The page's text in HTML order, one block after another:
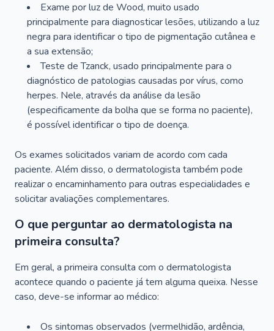
Exame por luz de Wood, muito usado
principalmente para diagnosticar lesões, utilizando a luz
negra para identificar o tipo de pigmentação cutânea e
a sua extensão;
Teste de Tzanck, usado principalmente para o
diagnóstico de patologias causadas por vírus, como
herpes. Nele, através da análise da lesão
(especificamente da bolha que se forma no paciente),
é possível identificar o tipo de doença.
Os exames solicitados variam de acordo com cada
paciente. Além disso, o dermatologista também pode
realizar o encaminhamento para outras especialidades e
solicitar avaliações complementares.
O que perguntar ao dermatologista na
primeira consulta?
Em geral, a primeira consulta com o dermatologista
acontece quando o paciente já tem alguma queixa. Nesse
caso, deve-se informar ao médico:
Os sintomas observados (vermelhidão, ardência,